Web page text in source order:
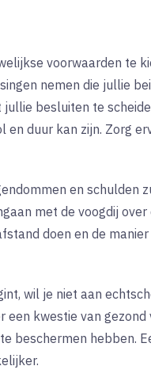
voorwaarden te
nemen die jullie
besluiten te
en duur kan zijn. Zorg
en schulden
met de voogdij
doen en de
wil je niet aan
een kwestie van
beschermen hebben.